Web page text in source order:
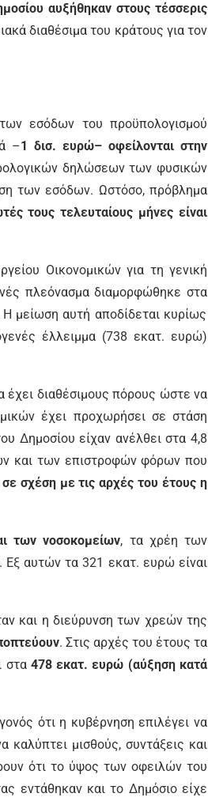
αυξήθηκαν στους τέσσερις
διαθέσιμα του κράτους για τον
εσόδων του προϋπολογισμού
–1 δισ. ευρώ– οφείλονται στην
δηλώσεων των φυσικών
των εσόδων. Ωστόσο, πρόβλημα
τους τελευταίους μήνες είναι
Οικονομικών για τη γενική
πλεόνασμα διαμορφώθηκε στα
Η μείωση αυτή αποδίδεται κυρίως
έλλειμμα (738 εκατ. ευρώ)
έχει διαθέσιμους πόρους ώστε να
έχει προχωρήσει σε στάση
Δημοσίου είχαν ανέλθει στα 4,8
και των επιστροφών φόρων που
σχέση με τις αρχές του έτους η
των νοσοκομείων, τα χρέη των
αυτών τα 321 εκατ. ευρώ είναι
και η διεύρυνση των χρεών της
. Στις αρχές του έτους τα
στα 478 εκατ. ευρώ (αύξηση κατά
ότι η κυβέρνηση επιλέγει να
μισθούς, συντάξεις και
ότι το ύψος των οφειλών του
εντάθηκαν και το Δημόσιο είχε